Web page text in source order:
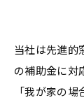
当社は先進的
の補助金に対
「我が家の